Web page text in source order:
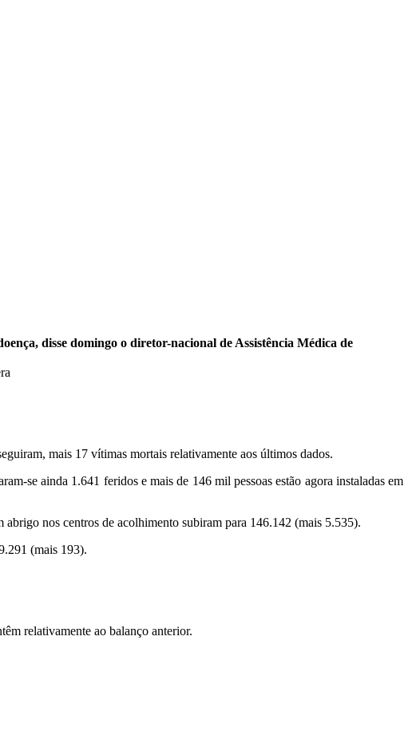
disse domingo o diretor-nacional de Assistência Médica de
mais 17 vítimas mortais relativamente aos últimos dados.
se ainda 1.641 feridos e mais de 146 mil pessoas estão agora instaladas em
nos centros de acolhimento subiram para 146.142 (mais 5.535).
(mais 193).
relativamente ao balanço anterior.